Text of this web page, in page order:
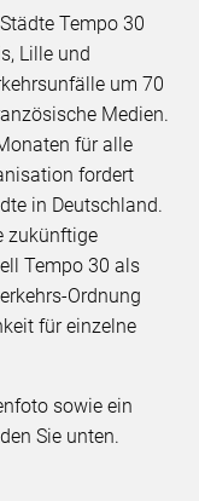
Tempo 30
Lille und
um 70
Medien.
für alle
fordert
in Deutschland.
zukünftige
Tempo 30 als
Ordnung
für einzelne
sowie ein
Sie unten.